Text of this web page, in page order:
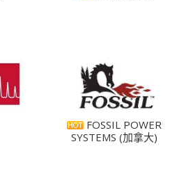
FOSSIL POWER
SYSTEMS (加拿大)